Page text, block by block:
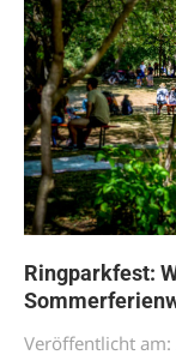
Ringparkfest:
Veröffentlicht am: